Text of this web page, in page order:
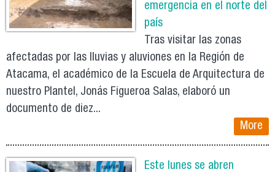
emergencia en el norte del
país
Tras visitar las zonas
afectadas por las lluvias y aluviones en la Región de
Atacama, el académico de la Escuela de Arquitectura de
nuestro Plantel, Jonás Figueroa Salas, elaboró un
documento de diez...
More
Este lunes se abren